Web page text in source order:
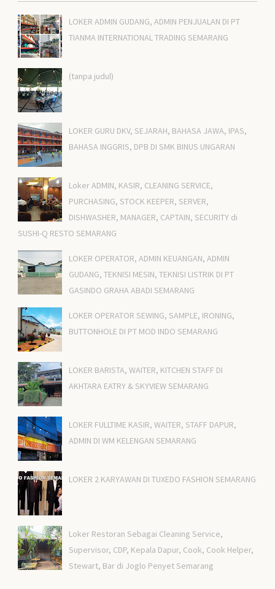
LOKER ADMIN GUDANG, ADMIN PENJUALAN DI PT
TIANMA INTERNATIONAL TRADING SEMARANG
(tanpa judul)
LOKER GURU DKV, SEJARAH, BAHASA JAWA, IPAS,
BAHASA INGGRIS, DPB DI SMK BINUS UNGARAN
Loker ADMIN, KASIR, CLEANING SERVICE,
PURCHASING, STOCK KEEPER, SERVER,
DISHWASHER, MANAGER, CAPTAIN, SECURITY di
SUSHI-Q RESTO SEMARANG
LOKER OPERATOR, ADMIN KEUANGAN, ADMIN
GUDANG, TEKNISI MESIN, TEKNISI LISTRIK DI PT
GASINDO GRAHA ABADI SEMARANG
LOKER OPERATOR SEWING, SAMPLE, IRONING,
BUTTONHOLE DI PT MOD INDO SEMARANG
LOKER BARISTA, WAITER, KITCHEN STAFF DI
AKHTARA EATRY & SKYVIEW SEMARANG
LOKER FULLTIME KASIR, WAITER, STAFF DAPUR,
ADMIN DI WM KELENGAN SEMARANG
LOKER 2 KARYAWAN DI TUXEDO FASHION SEMARANG
Loker Restoran Sebagai Cleaning Service,
Supervisor, CDP, Kepala Dapur, Cook, Cook Helper,
Stewart, Bar di Joglo Penyet Semarang